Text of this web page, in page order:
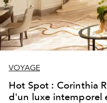
VOYAGE
Hot Spot : Corinthia
d'un luxe intemporel